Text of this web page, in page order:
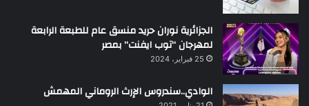
الجزائرية نوران حريد منسق عام للطبعة الرابعة
لمهرجان “توب ايفنت” بمصر
25 فبراير، 2024
الوادي..سندروس الإرث الروماني المهمش